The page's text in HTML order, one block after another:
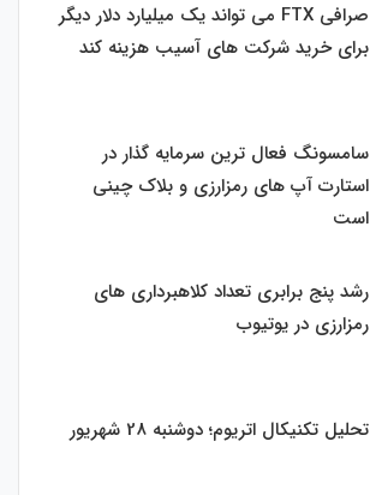
صرافی FTX می تواند یک میلیارد دلار دیگر
برای خرید شرکت های آسیب هزینه کند
سامسونگ فعال‌ ترین سرمایه‌ گذار در
استارت‌ آپ‌ های رمزارزی و بلاک چینی
است
رشد پنج برابری تعداد کلاهبرداری های
رمزارزی در یوتیوب
تحلیل تکنیکال اتریوم؛ دوشنبه 28 شهریور